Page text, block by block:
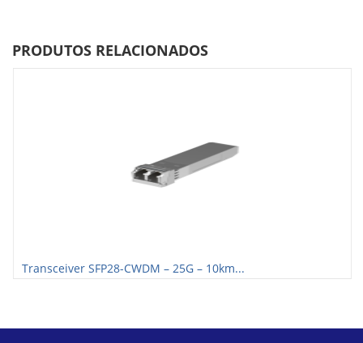
PRODUTOS RELACIONADOS
Transceiver SFP28-CWDM – 25G – 10km...